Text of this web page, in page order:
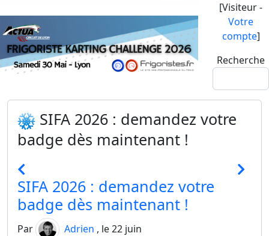
[Visiteur -
Votre
compte]
Recherche
SIFA 2026 : demandez votre
badge dès maintenant !
SIFA 2026 : demandez votre
badge dès maintenant !
Par Adrien , le 22 juin